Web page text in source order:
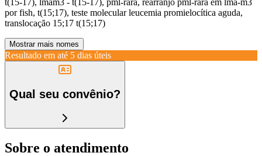
por fish, t(15;17), teste molecular leucemia promielocítica aguda,
translocação 15;17 t(15;17)
Mostrar mais nomes
Resultado em até 5 dias úteis
Qual seu convênio?
Sobre o atendimento